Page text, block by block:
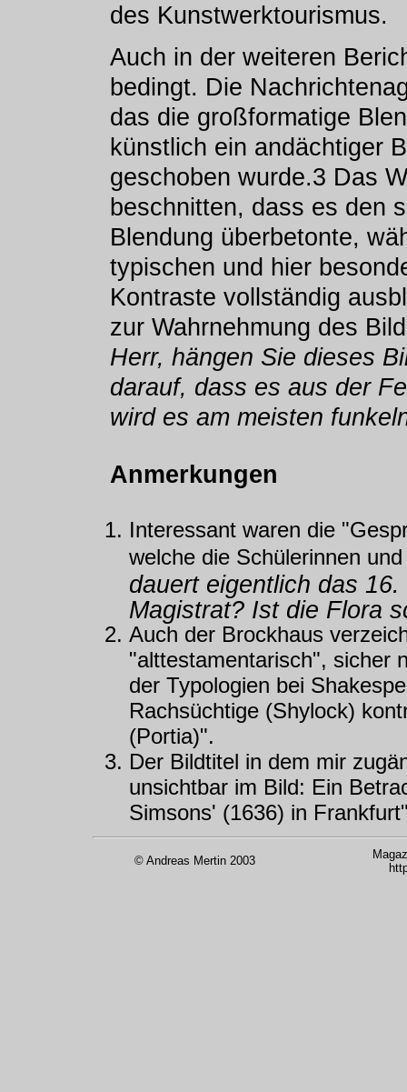
des Kunstwerktourismus.
Auch in der weiteren
bedingt. Die
das die großformatige
künstlich ein andächtiger
geschoben wurde.3 Das
beschnitten, dass es den
Blendung überbetonte,
typischen und hier
Kontraste vollständig
zur Wahrnehmung des
Herr, hängen Sie dieses
darauf, dass es aus der
wird es am meisten
Anmerkungen
Interessant waren die
welche die Schülerinnen
dauert eigentlich das
Magistrat? Ist die Flora
Auch der Brockhaus
"alttestamentarisch", sicher
der Typologien bei
Rachsüchtige (Shylock)
(Portia)".
Der Bildtitel in dem mir
unsichtbar im Bild: Ein
Simsons' (1636) in
© Andreas Mertin 2003